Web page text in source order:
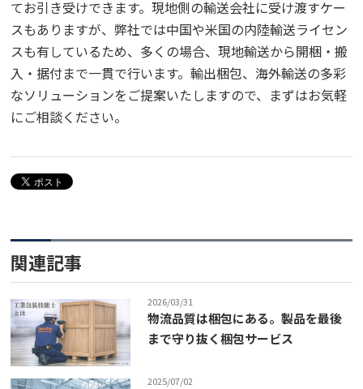
てお引き受けできます。現地側の輸送会社に受け渡すケー
スもありますが、弊社では中国や米国の内陸輸送ライセン
スも有しているため、多くの場合、現地輸送から開梱・搬
入・据付まで一貫で行います。輸出梱包、海外輸送の多彩
なソリューションをご提案いたしますので、まずはお気軽
にご相談ください。
関連記事
2026/03/31
物流品質は梱包にある。製品を最後
まで守り抜く梱包サービス
2025/07/02